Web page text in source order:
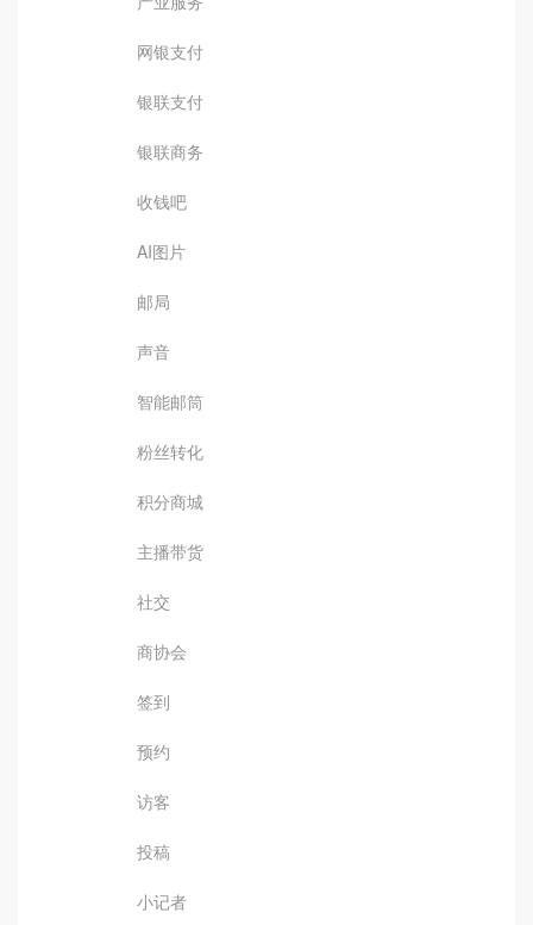
网银支付
银联支付
银联商务
收钱吧
AI图片
邮局
声音
智能邮筒
粉丝转化
积分商城
主播带货
社交
商协会
签到
预约
访客
投稿
小记者